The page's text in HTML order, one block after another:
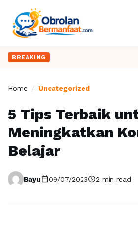
BREAKING
Home / Uncategorized
5 Tips Terbaik
Meningkatkan
Belajar
Bayucalendar_today09/07/2023schedule2 min read